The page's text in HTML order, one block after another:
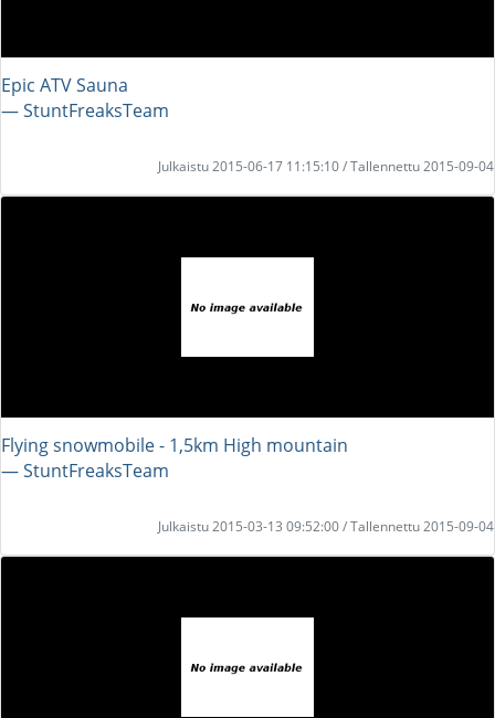
Epic ATV Sauna
― StuntFreaksTeam
Julkaistu 2015-06-17 11:15:10 / Tallennettu 2015-09-04
Flying snowmobile - 1,5km High mountain
― StuntFreaksTeam
Julkaistu 2015-03-13 09:52:00 / Tallennettu 2015-09-04